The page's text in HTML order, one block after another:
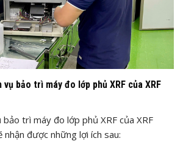
bảo trì máy đo lớp phủ XRF của XRF
trì máy đo lớp phủ XRF của XRF
nhận được những lợi ích sau: